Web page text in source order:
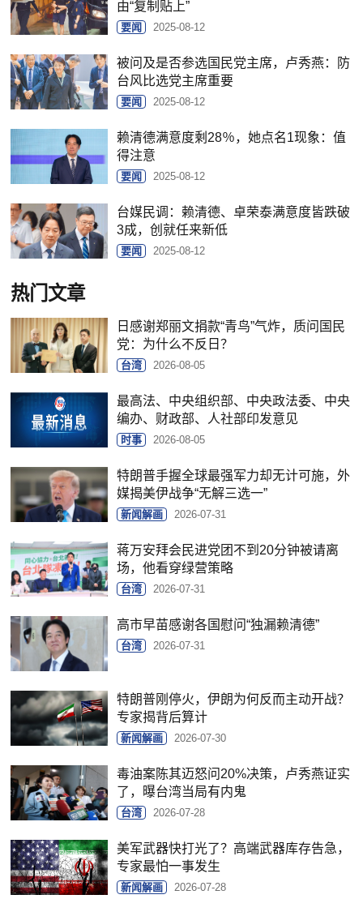
由“复制贴上”
要闻 2025-08-12
被问及是否参选国民党主席，卢秀燕：防
台风比选党主席重要
要闻 2025-08-12
赖清德满意度剩28％，她点名1现象：值
得注意
要闻 2025-08-12
台媒民调：赖清德、卓荣泰满意度皆跌破
3成，创就任来新低
要闻 2025-08-12
热门文章
日感谢郑丽文捐款“青鸟”气炸，质问国民
党：为什么不反日？
台湾 2026-08-05
最高法、中央组织部、中央政法委、中央
编办、财政部、人社部印发意见
时事 2026-08-05
特朗普手握全球最强军力却无计可施，外
媒揭美伊战争“无解三选一”
新闻解画 2026-07-31
蒋万安拜会民进党团不到20分钟被请离
场，他看穿绿营策略
台湾 2026-07-31
高市早苗感谢各国慰问“独漏赖清德”
台湾 2026-07-31
特朗普刚停火，伊朗为何反而主动开战？
专家揭背后算计
新闻解画 2026-07-30
毒油案陈其迈怒问20%决策，卢秀燕证实
了，曝台湾当局有内鬼
台湾 2026-07-28
美军武器快打光了？高端武器库存告急，
专家最怕一事发生
新闻解画 2026-07-28